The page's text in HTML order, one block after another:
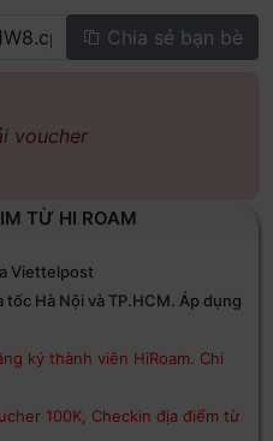
Chia sẻ bạn bè
voucher
TỪ HI ROAM
Viettelpost
tốc Hà Nội và TP.HCM. Áp dụng
ký thành viên HiRoam. Chi
100K, Checkin địa điểm từ